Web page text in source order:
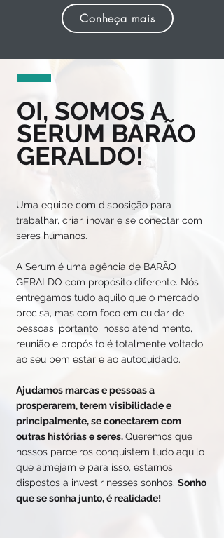
Conheça mais
OI, SOMOS A
SERUM BARÃO
GERALDO!
Uma equipe com disposição para
trabalhar, criar, inovar e se conectar com
seres humanos.
A Serum é uma agência de BARÃO
GERALDO com propósito diferente. Nós
entregamos tudo aquilo que o mercado
precisa, mas com foco em cuidar de
pessoas, portanto, nosso atendimento,
reunião e propósito é totalmente voltado
ao seu bem estar e ao autocuidado.
Ajudamos marcas e pessoas a
prosperarem, terem visibilidade e
principalmente, se conectarem com
outras histórias e seres.Queremos que
nossos parceiros conquistem tudo aquilo
que almejam e para isso, estamos
dispostos a investir nesses sonhos. Sonho
que se sonha junto, é realidade!